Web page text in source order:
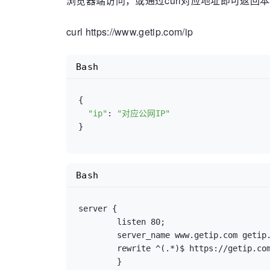
curl https://www.getip.com/ip
{
"ip" :
"对应公网IP"
}
Bash
server {
rewrite ^(.*)$ https://
Bash